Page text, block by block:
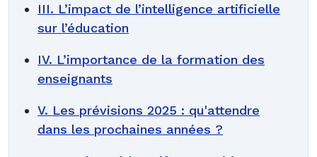
III. L’impact de l’intelligence artificielle
sur l’éducation
IV. L’importance de la formation des
enseignants
V. Les prévisions 2025 : qu'attendre
dans les prochaines années ?